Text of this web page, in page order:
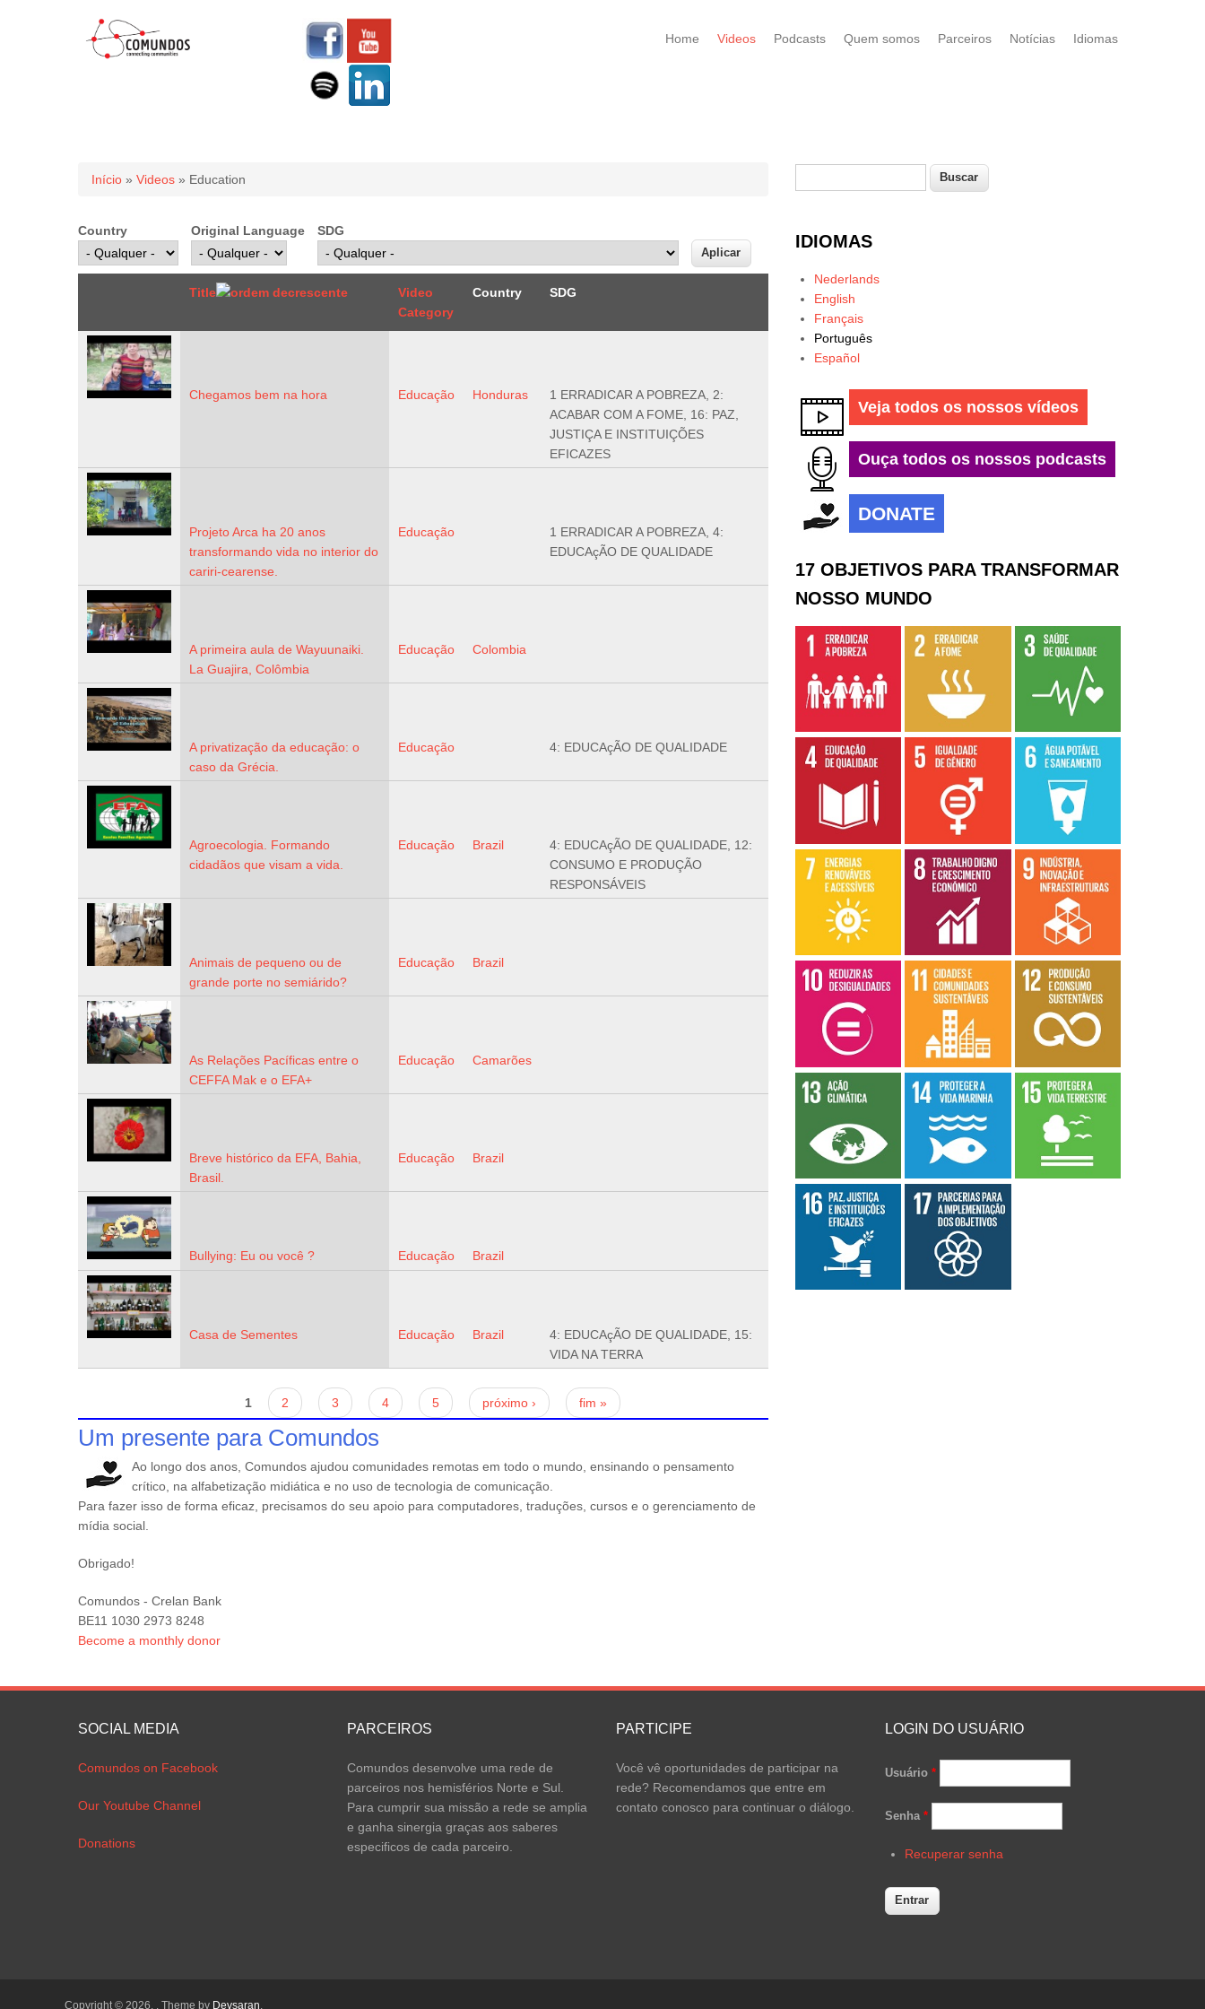
Home Videos Podcasts Quem somos Parceiros Notícias Idiomas
Você está aqui
Início » Videos » Education
Country Original Language SDG
Title
Video
Category
Country SDG
Chegamos bem na hora Educação Honduras
1 ERRADICAR A POBREZA, 2:
ACABAR COM A FOME, 16: PAZ,
JUSTIÇA E INSTITUIÇÕES
EFICAZES
Projeto Arca ha 20 anos
transformando vida no interior do
cariri-cearense.
Educação
1 ERRADICAR A POBREZA, 4:
EDUCAçÃO DE QUALIDADE
A primeira aula de Wayuunaiki.
La Guajira, Colômbia
Educação Colombia
A privatização da educação: o
caso da Grécia.
Educação 4: EDUCAçÃO DE QUALIDADE
Agroecologia. Formando
cidadãos que visam a vida.
Educação Brazil
4: EDUCAçÃO DE QUALIDADE, 12:
CONSUMO E PRODUÇÃO
RESPONSÁVEIS
Animais de pequeno ou de
grande porte no semiárido?
Educação Brazil
As Relações Pacíficas entre o
CEFFA Mak e o EFA+
Educação Camarões
Breve histórico da EFA, Bahia,
Brasil.
Educação Brazil
Bullying: Eu ou você ? Educação Brazil
Casa de Sementes Educação Brazil
4: EDUCAçÃO DE QUALIDADE, 15:
VIDA NA TERRA
1 2 3 4 5 próximo › fim »
Um presente para Comundos
Ao longo dos anos, Comundos ajudou comunidades remotas em todo o mundo, ensinando o pensamento
crítico, na alfabetização midiática e no uso de tecnologia de comunicação.
Para fazer isso de forma eficaz, precisamos do seu apoio para computadores, traduções, cursos e o gerenciamento de
mídia social.
Obrigado!
Comundos - Crelan Bank
BE11 1030 2973 8248
Become a monthly donor
Formulário de busca
IDIOMAS
Nederlands
English
Français
Português
Español
Veja todos os nossos vídeos
Ouça todos os nossos podcasts
DONATE
17 OBJETIVOS PARA TRANSFORMAR
NOSSO MUNDO
SOCIAL MEDIA
Comundos on Facebook
Our Youtube Channel
Donations
PARCEIROS
Comundos desenvolve uma rede de
parceiros nos hemisférios Norte e Sul.
Para cumprir sua missão a rede se amplia
e ganha sinergia graças aos saberes
especificos de cada parceiro.
PARTICIPE
Você vê oportunidades de participar na
rede? Recomendamos que entre em
contato conosco para continuar o diálogo.
LOGIN DO USUÁRIO
Usuário *
Senha *
Recuperar senha
Copyright © 2026, . Theme by Devsaran